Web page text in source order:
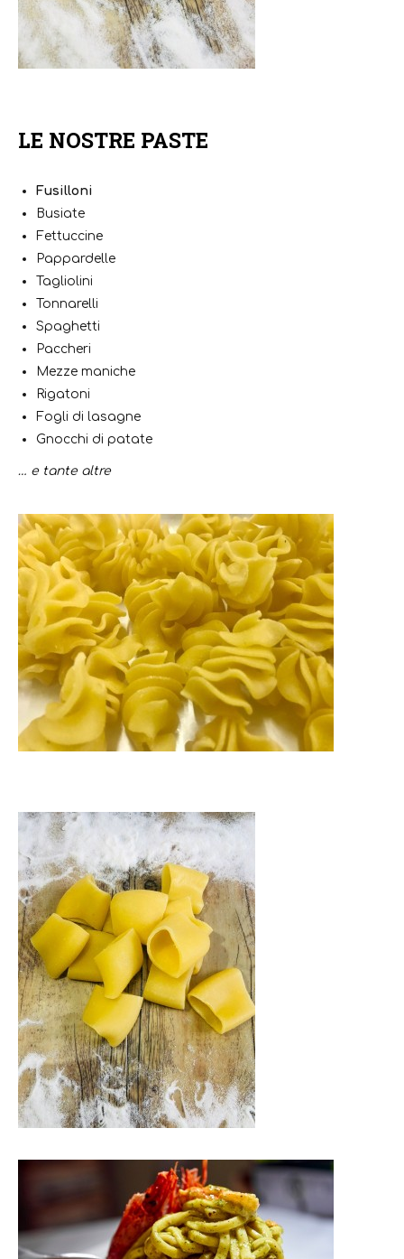
LE NOSTRE PASTE
Fusilloni
Busiate
Fettuccine
Pappardelle
Tagliolini
Tonnarelli
Spaghetti
Paccheri
Mezze maniche
Rigatoni
Fogli di lasagne
Gnocchi di patate
… e tante altre